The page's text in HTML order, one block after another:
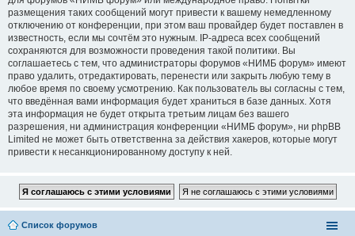
размещения таких сообщений могут привести к вашему немедленному
отключению от конференции, при этом ваш провайдер будет поставлен в
известность, если мы сочтём это нужным. IP-адреса всех сообщений
сохраняются для возможности проведения такой политики. Вы
соглашаетесь с тем, что администраторы форумов «НИМБ форум» имеют
право удалить, отредактировать, перенести или закрыть любую тему в
любое время по своему усмотрению. Как пользователь вы согласны с тем,
что введённая вами информация будет храниться в базе данных. Хотя
эта информация не будет открыта третьим лицам без вашего
разрешения, ни администрация конференции «НИМБ форум», ни phpBB
Limited не может быть ответственна за действия хакеров, которые могут
привести к несанкционированному доступу к ней.
Список форумов